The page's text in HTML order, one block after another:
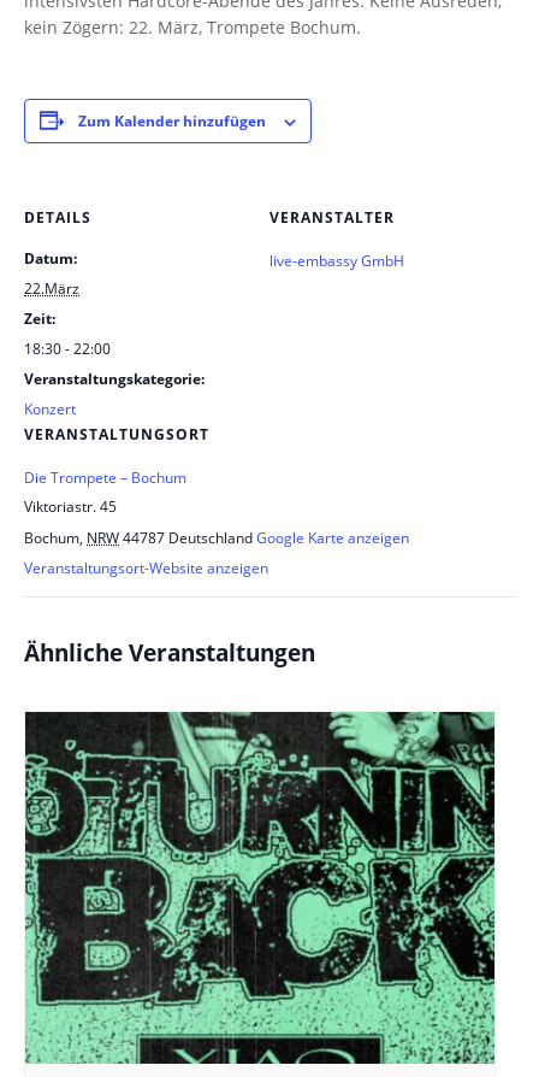
kein Zögern: 22. März, Trompete Bochum.
Zum Kalender hinzufügen
DETAILS
Datum:
22.März
Zeit:
18:30 - 22:00
Veranstaltungskategorie:
Konzert
VERANSTALTUNGSORT
Die Trompete – Bochum
Viktoriastr. 45
Bochum, NRW44787 DeutschlandGoogle Karte anzeigen
Veranstaltungsort-Website anzeigen
VERANSTALTER
live-embassy GmbH
Ähnliche Veranstaltungen